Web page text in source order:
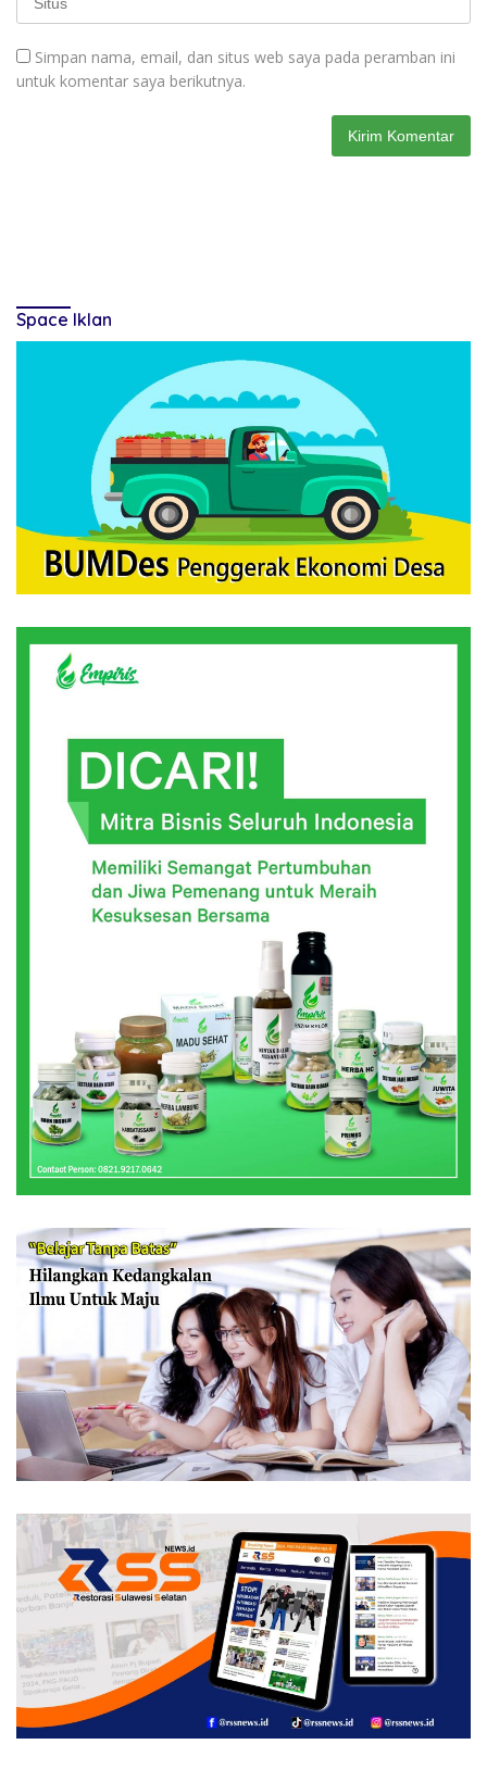
Simpan nama, email, dan situs web saya pada peramban ini
untuk komentar saya berikutnya.
Space Iklan